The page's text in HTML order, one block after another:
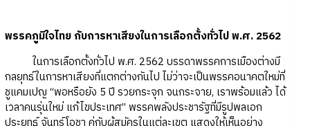
พรรคภูมิใจไทย กับการหาเสียงในการเลือกตั้งทั่วไป พ.ศ. 2562
ในการเลือกตั้งทั่วไป พ.ศ. 2562 บรรดาพรรคการเมืองต่างมี
กลยุทธ์ในการหาเสียงที่แตกต่างกันไป ไม่ว่าจะเป็นพรรคอนาคตใหม่ที่
ชูแคมเปญ “พอหรือยัง 5 ปี รวยกระจุก จนกระจาย, เราพร้อมแล้ว ได้
เวลาคนรุ่นใหม่ แก้ไขประเทศ” พรรคพลังประชารัฐที่มีรูปพลเอก